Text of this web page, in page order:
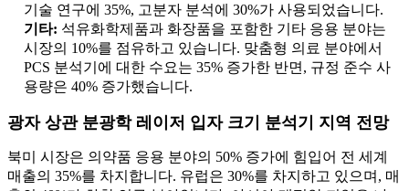
기술 연구에 35%, 고분자 분석에 30%가 사용되었습니다.
기타: 석유화학제품과 화장품을 포함한 기타 응용 분야는
시장의 10%를 점유하고 있습니다. 맞춤형 의료 분야에서
PCS 분석기에 대한 수요는 35% 증가한 반면, 규정 준수 사
용량은 40% 증가했습니다.
광자 상관 분광학 레이저 ​​입자 크기 분석기 지역 전망
북미 시장은 의약품 응용 분야의 50% 증가에 힘입어 전 세계
매출의 35%를 차지합니다. 유럽은 30%를 차지하고 있으며, 매